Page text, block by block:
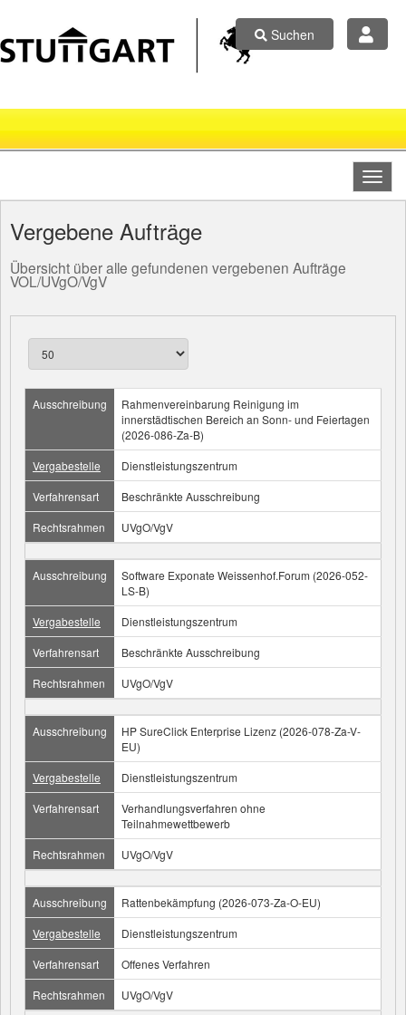
Suchen
Vergebene Aufträge
Übersicht über alle gefundenen vergebenen Aufträge
VOL/UVgO/VgV
Ausschreibung
Rahmenvereinbarung Reinigung im
innerstädtischen Bereich an Sonn- und Feiertagen
(2026-086-Za-B)
Vergabestelle
Dienstleistungszentrum
Verfahrensart
Beschränkte Ausschreibung
Rechtsrahmen
UVgO/VgV
Ausschreibung
Software Exponate Weissenhof.Forum (2026-052-
LS-B)
Vergabestelle
Dienstleistungszentrum
Verfahrensart
Beschränkte Ausschreibung
Rechtsrahmen
UVgO/VgV
Ausschreibung
HP SureClick Enterprise Lizenz (2026-078-Za-V-
EU)
Vergabestelle
Dienstleistungszentrum
Verfahrensart
Verhandlungsverfahren ohne
Teilnahmewettbewerb
Rechtsrahmen
UVgO/VgV
Ausschreibung
Rattenbekämpfung (2026-073-Za-O-EU)
Vergabestelle
Dienstleistungszentrum
Verfahrensart
Offenes Verfahren
Rechtsrahmen
UVgO/VgV